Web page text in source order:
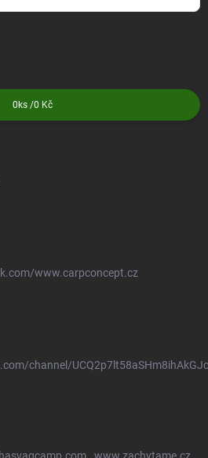
0 ks /0 Kč
www.carpconcept.cz
channel/